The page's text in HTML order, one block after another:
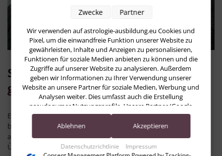
Studienberatung – kostenfrei und
ganz unverbindlich
Ein Gespräch mit unserer Studienberaterin Maria Zebisch
bringt dir nicht nur Klarheit über die Ausbildung, sondern
auch eine persönliche Mini-Deutung deines Horoskops.
Überraschend, wie deutlich selbst eine kurze Analyse
Wir verwenden auf astrologie-ausbildung.eu Cookies und
Pixel, um die einwandfreie Funktion unserer Website zu
gewährleisten, Inhalte und Anzeigen zu personalisieren,
Funktionen für soziale Medien anbieten zu können und die
Zugriffe auf unserer Website zu analysieren. Außerdem
geben wir Informationen zu Ihrer Verwendung unserer
Website an unsere Partner für soziale Medien, Werbung und
Analysen weiter. Dies umfasst auch die Erstellung
pseudonymer Nutzungsprofile. Unsere Partner (Google
Advertising Products) führen diese Informationen
möglicherweise mit weiteren Daten zusammen, die Sie ihnen
Accounts) oder welche sie im Rahmen Ihrer Nutzung der
Dienste gesammelt haben (bspw. Nutzungsdaten anderer
Datenschutzrichtlinie Impressum
Zwecke Partner
Ablehnen Akzeptieren